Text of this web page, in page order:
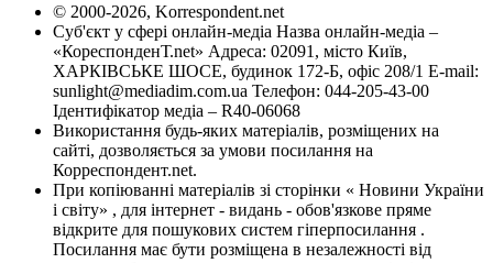
© 2000-2026, Korrespondent.net
Суб'єкт у сфері онлайн-медіа Назва онлайн-медіа –
«КореспонденТ.net» Адреса: 02091, місто Київ,
ХАРКІВСЬКЕ ШОСЕ, будинок 172-Б, офіс 208/1 E-mail:
sunlight@mediadim.com.ua Телефон: 044-205-43-00
Ідентифікатор медіа – R40-06068
Використання будь-яких матеріалів, розміщених на
сайті, дозволяється за умови посилання на
Корреспондент.net.
При копіюванні матеріалів зі сторінки « Новини України
і світу» , для інтернет - видань - обов'язкове пряме
відкрите для пошукових систем гіперпосилання .
Посилання має бути розміщена в незалежності від